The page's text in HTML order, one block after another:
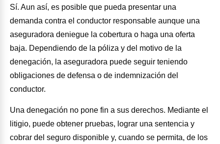
Sí. Aun así, es posible que pueda presentar una
demanda contra el conductor responsable aunque una
aseguradora deniegue la cobertura o haga una oferta
baja. Dependiendo de la póliza y del motivo de la
denegación, la aseguradora puede seguir teniendo
obligaciones de defensa o de indemnización del
conductor.
Una denegación no pone fin a sus derechos. Mediante el
litigio, puede obtener pruebas, lograr una sentencia y
cobrar del seguro disponible y, cuando se permita, de los